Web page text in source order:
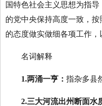
国特色社会主义思想为指
的党中央保持高度一致，
的态度做实做细各项工作
名词解释
1.两涌一亨： 指杂多县
2.三大河流出州断面水